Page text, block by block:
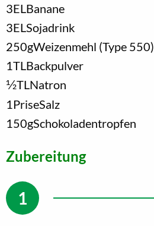
3EL Banane
3EL Sojadrink
250gWeizenmehl (Type 550)
1TL Backpulver
1/2TL Natron
1 PriseSalz
150gSchokoladentropfen
Zubereitung